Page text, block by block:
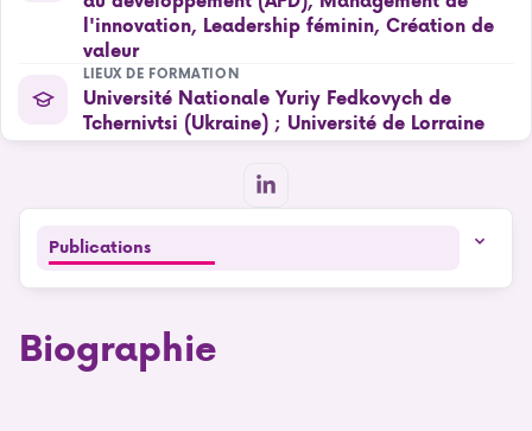
l'innovation, Leadership féminin, Création de
valeur
LIEUX DE FORMATION
Université Nationale Yuriy Fedkovych de
Tchernivtsi (Ukraine) ; Université de Lorraine
Publications
Biographie